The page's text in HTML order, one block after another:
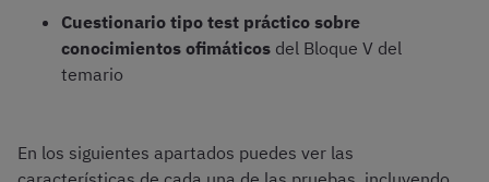
Cuestionario tipo test práctico sobre
conocimientos ofimáticos del Bloque V del
temario
En los siguientes apartados puedes ver las